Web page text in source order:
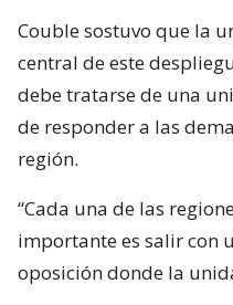
Couble sostuvo que la
central de este
debe tratarse de una
de responder a las
región.
“Cada una de las
importante es salir con
oposición donde la